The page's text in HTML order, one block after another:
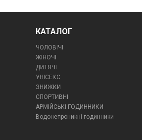
КАТАЛОГ
ЧОЛОВІЧІ
ЖІНОЧІ
ДИТЯЧІ
УНІСЕКС
ЗНИЖКИ
СПОРТИВНІ
АРМІЙСЬКІ ГОДИННИКИ
Водонепроникні годинники